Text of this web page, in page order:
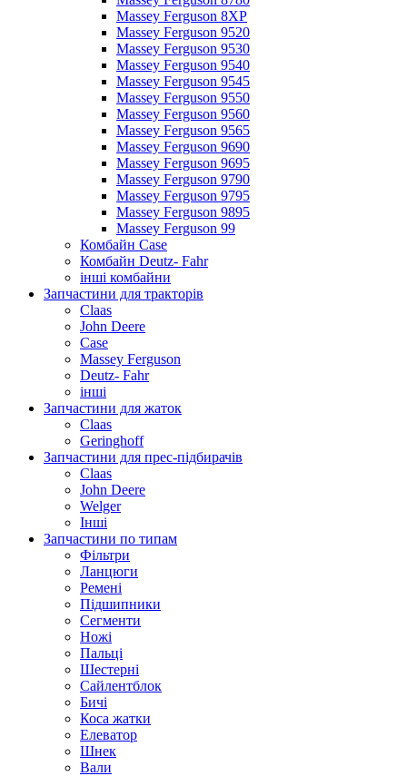
Massey Ferguson 8XP
Massey Ferguson 9520
Massey Ferguson 9530
Massey Ferguson 9540
Massey Ferguson 9545
Massey Ferguson 9550
Massey Ferguson 9560
Massey Ferguson 9565
Massey Ferguson 9690
Massey Ferguson 9695
Massey Ferguson 9790
Massey Ferguson 9795
Massey Ferguson 9895
Massey Ferguson 99
Комбайн Case
Комбайн Deutz- Fahr
інші комбайни
Запчастини для тракторів
Claas
John Deere
Case
Massey Ferguson
Deutz- Fahr
інші
Запчастини для жаток
Claas
Geringhoff
Запчастини для прес-підбирачів
Claas
John Deere
Welger
Інші
Запчастини по типам
Фільтри
Ланцюги
Ремені
Підшипники
Сегменти
Ножі
Пальці
Шестерні
Сайлентблок
Бичі
Коса жатки
Елеватор
Шнек
Вали